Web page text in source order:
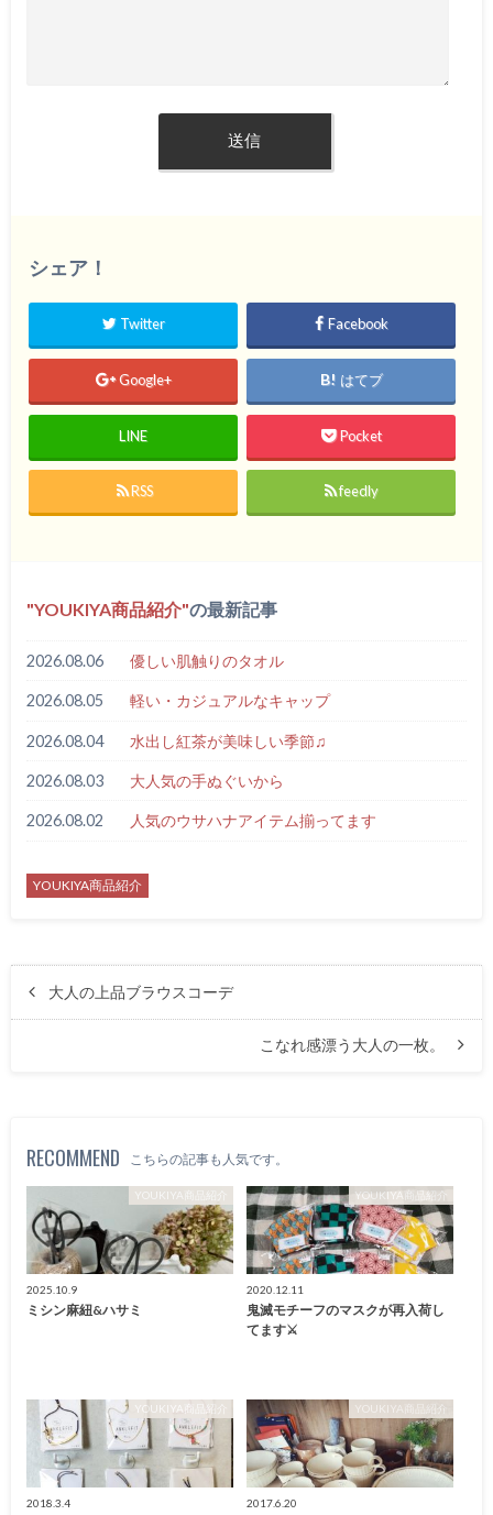
シェア！
Twitter Facebook
Google+ はてブ
LINE Pocket
RSS feedly
YOUKIYA商品紹介 の最新記事
2026.08.06 優しい肌触りのタオル
2026.08.05 軽い・カジュアルなキャップ
2026.08.04 水出し紅茶が美味しい季節♫
2026.08.03 大人気の手ぬぐいから
2026.08.02 人気のウサハナアイテム揃ってます
YOUKIYA商品紹介
大人の上品ブラウスコーデ
こなれ感漂う大人の一枚。
RECOMMEND こちらの記事も人気です。
YOUKIYA商品紹介
2025.10.9
ミシン麻紐&ハサミ
YOUKIYA商品紹介
2020.12.11
鬼滅モチーフのマスクが再入荷し
てます⚔
YOUKIYA商品紹介
2018.3.4
YOUKIYA商品紹介
2017.6.20